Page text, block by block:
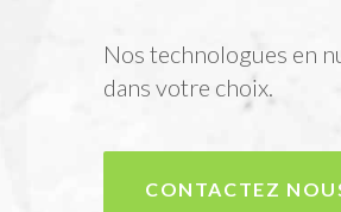
Nos technologues en
dans votre choix.
CONTACTEZ